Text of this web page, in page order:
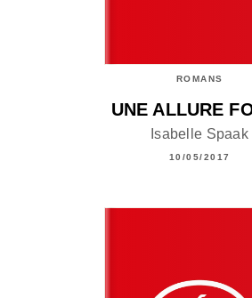
ROMANS
UNE ALLURE
Isabelle Spaak
10/05/2017